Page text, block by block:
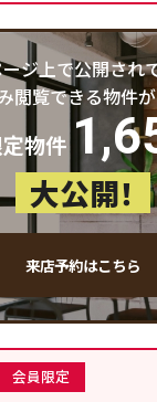
ジ上で公開され
閲覧できる物件
物件
大公開！
来店予約はこちら
会員限定